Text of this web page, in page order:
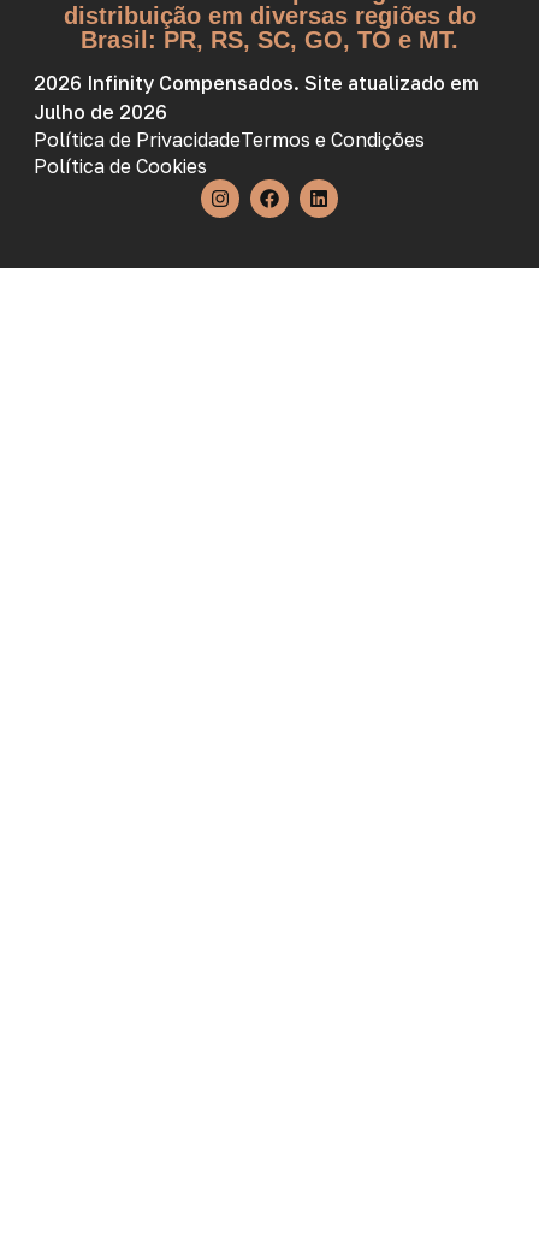
distribuição em diversas regiões do
Brasil: PR, RS, SC, GO, TO e MT.
2026 Infinity Compensados. Site atualizado em
Julho de 2026
Política de PrivacidadeTermos e Condições
Política de Cookies